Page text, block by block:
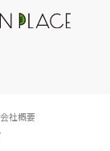
会社概要